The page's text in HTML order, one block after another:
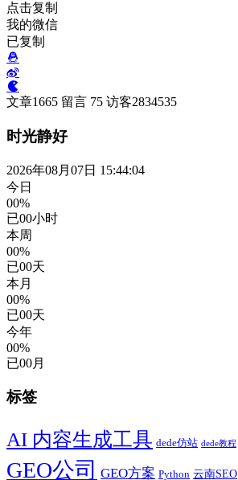
点击复制
我的微信
已复制
文章1665 留言 75 访客2834535
时光静好
2026年08月07日 15:44:05
今日
00%
已00小时
本周
00%
已00天
本月
00%
已00天
今年
00%
已00月
标签
AI 内容生成工具 dede仿站 dede教程
GEO公司 GEO方案 Python 云南SEO